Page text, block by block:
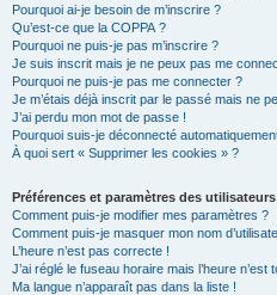
Pourquoi ai-je besoin de m’inscrire ?
Qu’est-ce que la COPPA ?
Pourquoi ne puis-je pas m’inscrire ?
Je suis inscrit mais je ne peux pas me
Pourquoi ne puis-je pas me connecter ?
Je m’étais déjà inscrit par le passé mais ne
J’ai perdu mon mot de passe !
Pourquoi suis-je déconnecté
À quoi sert « Supprimer les cookies » ?
Préférences et paramètres des utilisateurs
Comment puis-je modifier mes paramètres ?
Comment puis-je masquer mon nom
L’heure n’est pas correcte !
J’ai réglé le fuseau horaire mais l’heure
Ma langue n’apparaît pas dans la liste !